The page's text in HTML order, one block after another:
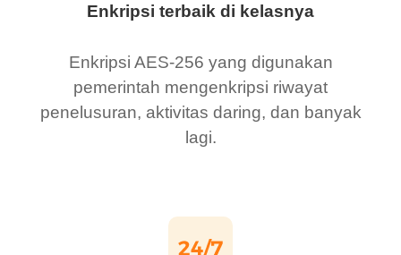
Enkripsi terbaik di kelasnya
Enkripsi AES-256 yang digunakan
pemerintah mengenkripsi riwayat
penelusuran, aktivitas daring, dan banyak
lagi.